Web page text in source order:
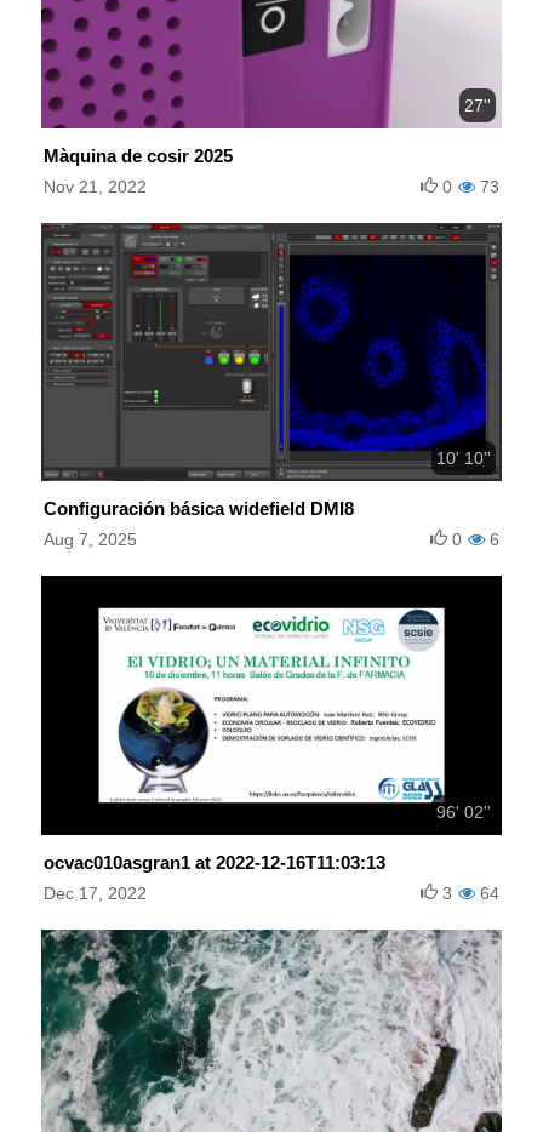
27''
Màquina de cosir 2025
Nov 21, 2022 73
0
10' 10''
Configuración básica widefield DMI8
Aug 7, 2025 6
0
96' 02''
ocvac010asgran1 at 2022-12-16T11:03:13
Dec 17, 2022 64
3